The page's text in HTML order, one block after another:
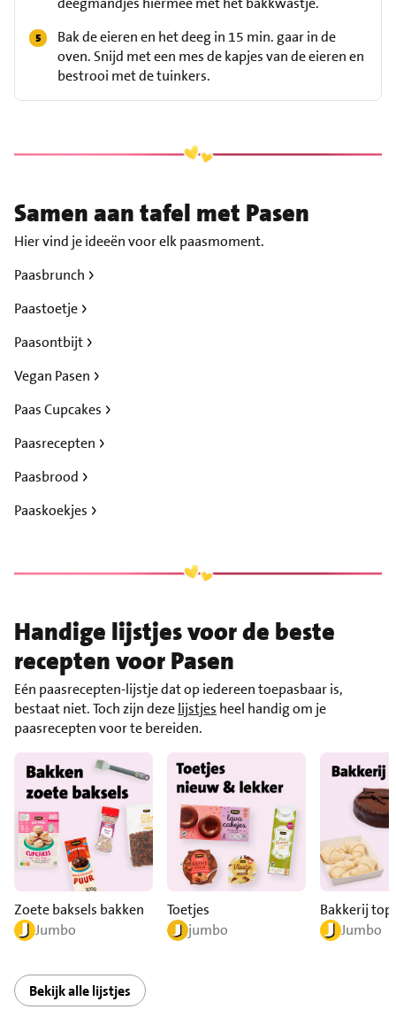
Bak de eieren en het deeg in 15 min. gaar in de
oven. Snijd met een mes de kapjes van de eieren en
bestrooi met de tuinkers.
Samen aan tafel met Pasen
Hier vind je ideeën voor elk paasmoment.
Paasbrunch
Paastoetje
Paasontbijt
Vegan Pasen
Paas Cupcakes
Paasrecepten
Paasbrood
Paaskoekjes
Handige lijstjes voor de beste
recepten voor Pasen
Eén paasrecepten-lijstje dat op iedereen toepasbaar is,
bestaat niet. Toch zijn dezelijstjes heel handig om je
paasrecepten voor te bereiden.
Zoete baksels bakken
Jumbo
Toetjes
jumbo
Bakkerij
Jumbo
Bekijk alle lijstjes